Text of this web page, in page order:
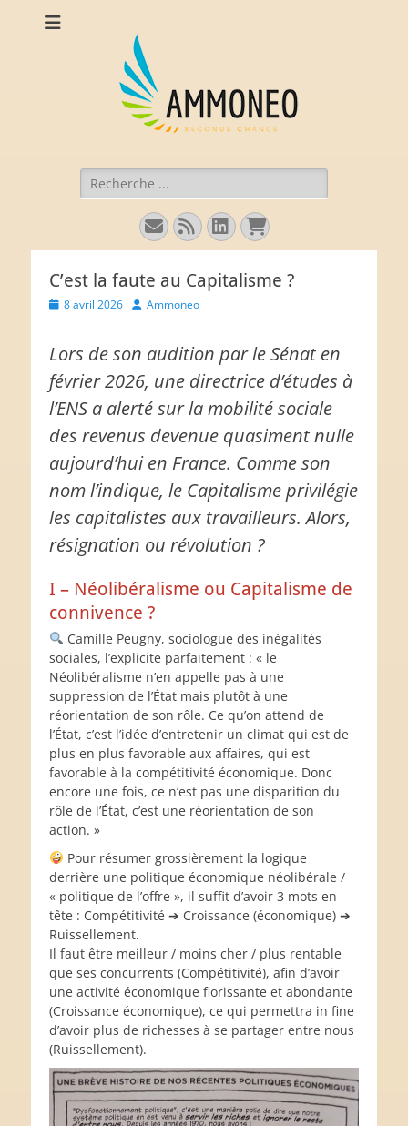
De nouvelles munitions (intellectuelles) pour comprendre
Rechercher :
E-
mail
FluxLinkedin
Panier
C’est la faute au Capitalisme ?
Posted
8 avril 2026 Author
Ammoneo
Lors de son audition par le Sénat en
février 2026, une directrice d’études à
l’ENS a alerté sur la mobilité sociale
des revenus devenue quasiment nulle
aujourd’hui en France. Comme son
nom l’indique, le Capitalisme privilégie
les capitalistes aux travailleurs. Alors,
résignation ou révolution ?
I – Néolibéralisme ou Capitalisme de
connivence ?
Camille Peugny, sociologue des inégalités
sociales, l’explicite parfaitement : « le
Néolibéralisme n’en appelle pas à une
suppression de l’État mais plutôt à une
réorientation de son rôle. Ce qu’on attend de
l’État, c’est l’idée d’entretenir un climat qui est de
plus en plus favorable aux affaires, qui est
favorable à la compétitivité économique. Donc
encore une fois, ce n’est pas une disparition du
rôle de l’État, c’est une réorientation de son
action. »
Pour résumer grossièrement la logique
derrière une politique économique néolibérale /
« politique de l’offre », il suffit d’avoir 3 mots en
tête : Compétitivité ➔ Croissance (économique) ➔
Ruissellement.
Il faut être meilleur / moins cher / plus rentable
que ses concurrents (Compétitivité), afin d’avoir
une activité économique florissante et abondante
(Croissance économique), ce qui permettra in fine
d’avoir plus de richesses à se partager entre nous
(Ruissellement).